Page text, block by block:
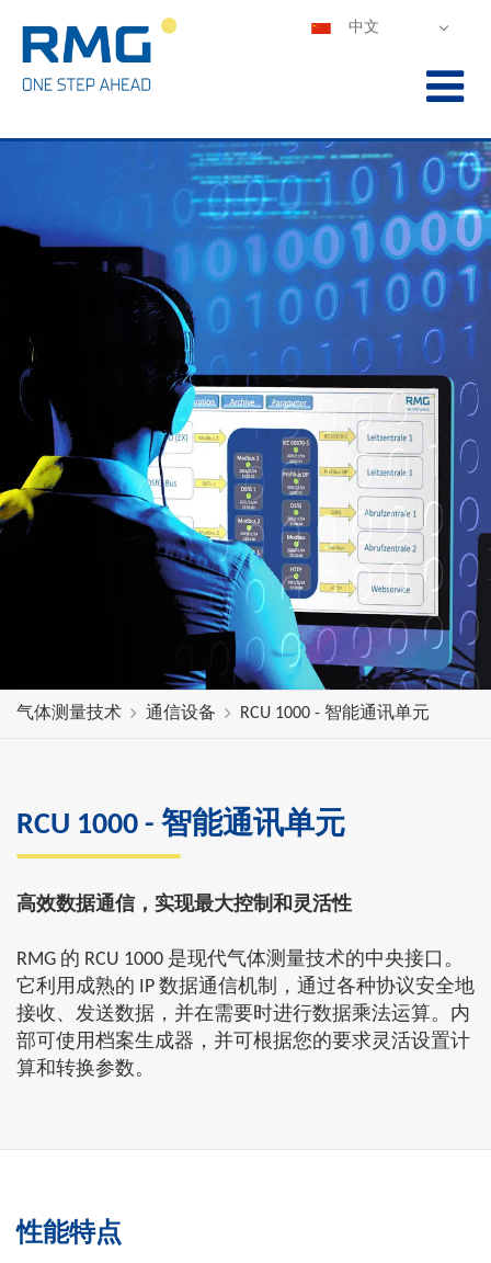
POLSKI
FRANÇAIS
ITALIANO
中文
PORTUGUÊS
气体测量技术 通信设备 RCU 1000 - 智能通讯单元
RCU 1000 - 智能通讯单元
高效数据通信，实现最大控制和灵活性
RMG 的 RCU 1000 是现代气体测量技术的中央接口。
它利用成熟的 IP 数据通信机制，通过各种协议安全地
接收、发送数据，并在需要时进行数据乘法运算。内
部可使用档案生成器，并可根据您的要求灵活设置计
算和转换参数。
性能特点